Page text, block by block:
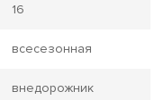
16
всесезонная
внедорожник